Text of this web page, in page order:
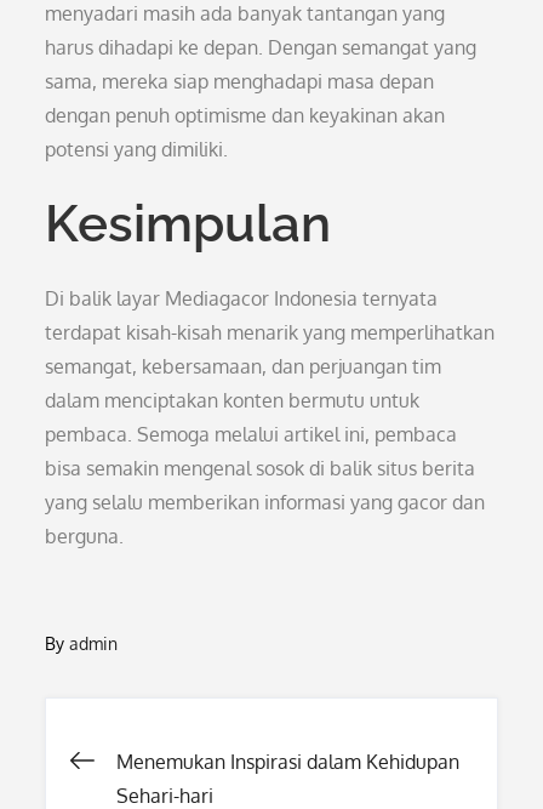
menyadari masih ada banyak tantangan yang
harus dihadapi ke depan. Dengan semangat yang
sama, mereka siap menghadapi masa depan
dengan penuh optimisme dan keyakinan akan
potensi yang dimiliki.
Kesimpulan
Di balik layar Mediagacor Indonesia ternyata
terdapat kisah-kisah menarik yang memperlihatkan
semangat, kebersamaan, dan perjuangan tim
dalam menciptakan konten bermutu untuk
pembaca. Semoga melalui artikel ini, pembaca
bisa semakin mengenal sosok di balik situs berita
yang selalu memberikan informasi yang gacor dan
berguna.
Byadmin
Post
Menemukan Inspirasi dalam Kehidupan
Sehari-hari